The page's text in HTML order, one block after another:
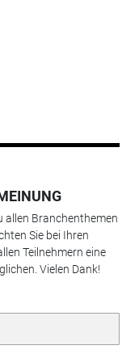
allen Branchenthemen
Sie bei Ihren
Teilnehmern eine
Vielen Dank!